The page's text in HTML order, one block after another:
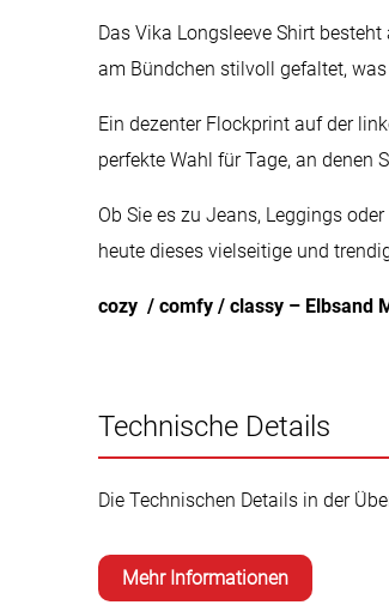
Das Vika Longsleeve Shirt
am Bündchen stilvoll gefaltet,
Ein dezenter Flockprint auf der
perfekte Wahl für Tage, an denen
Ob Sie es zu Jeans, Leggings
heute dieses vielseitige und
cozy / comfy / classy – Elbsand
Technische Details
Die Technischen Details in der
Mehr Informationen